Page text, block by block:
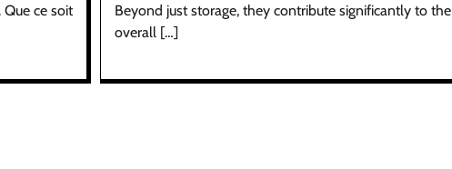
Que ce soit
Beyond just storage, they contribute significantly to the
overall […]